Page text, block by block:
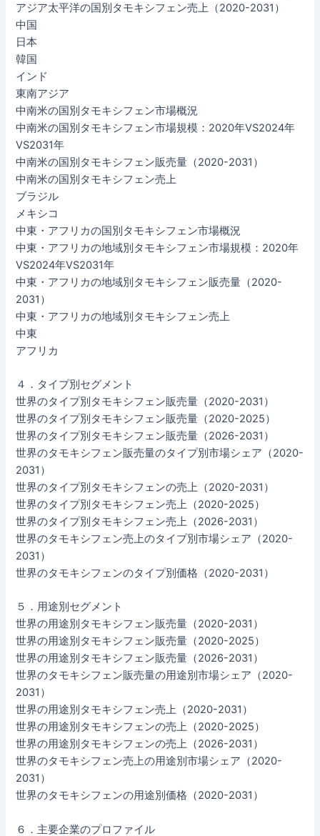
アジア太平洋の国別タモキシフェン売上（2020-2031）
中国
日本
韓国
インド
東南アジア
中南米の国別タモキシフェン市場概況
中南米の国別タモキシフェン市場規模：2020年VS2024年
VS2031年
中南米の国別タモキシフェン販売量（2020-2031）
中南米の国別タモキシフェン売上
ブラジル
メキシコ
中東・アフリカの国別タモキシフェン市場概況
中東・アフリカの地域別タモキシフェン市場規模：2020年
VS2024年VS2031年
中東・アフリカの地域別タモキシフェン販売量（2020-
2031）
中東・アフリカの地域別タモキシフェン売上
中東
アフリカ
４．タイプ別セグメント
世界のタイプ別タモキシフェン販売量（2020-2031）
世界のタイプ別タモキシフェン販売量（2020-2025）
世界のタイプ別タモキシフェン販売量（2026-2031）
世界のタモキシフェン販売量のタイプ別市場シェア（2020-
2031）
世界のタイプ別タモキシフェンの売上（2020-2031）
世界のタイプ別タモキシフェン売上（2020-2025）
世界のタイプ別タモキシフェン売上（2026-2031）
世界のタモキシフェン売上のタイプ別市場シェア（2020-
2031）
世界のタモキシフェンのタイプ別価格（2020-2031）
５．用途別セグメント
世界の用途別タモキシフェン販売量（2020-2031）
世界の用途別タモキシフェン販売量（2020-2025）
世界の用途別タモキシフェン販売量（2026-2031）
世界のタモキシフェン販売量の用途別市場シェア（2020-
2031）
世界の用途別タモキシフェン売上（2020-2031）
世界の用途別タモキシフェンの売上（2020-2025）
世界の用途別タモキシフェンの売上（2026-2031）
世界のタモキシフェン売上の用途別市場シェア（2020-
2031）
世界のタモキシフェンの用途別価格（2020-2031）
６．主要企業のプロファイル